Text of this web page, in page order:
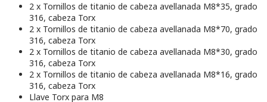
2 x Tornillos de titanio de cabeza avellanada M8*35, grado
316, cabeza Torx
2 x Tornillos de titanio de cabeza avellanada M8*70, grado
316, cabeza Torx
2 x Tornillos de titanio de cabeza avellanada M8*30, grado
316, cabeza Torx
2 x Tornillos de titanio de cabeza avellanada M8*16, grado
316, cabeza Torx
Llave Torx para M8